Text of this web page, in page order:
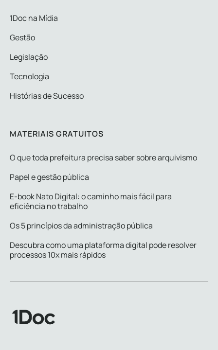
1Doc na Mídia
Gestão
Legislação
Tecnologia
Histórias de Sucesso
MATERIAIS GRATUITOS
O que toda prefeitura precisa saber sobre arquivismo
Papel e gestão pública
E-book Nato Digital: o caminho mais fácil para
eficiência no trabalho
Os 5 princípios da administração pública
Descubra como uma plataforma digital pode resolver
processos 10x mais rápidos